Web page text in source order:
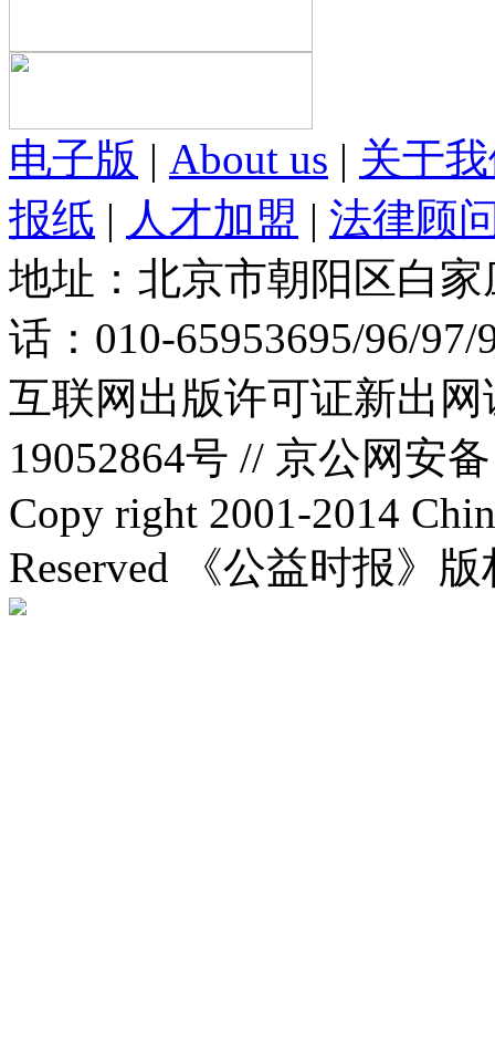
电子版 | About us | 关于
报纸 | 人才加盟 | 法律顾
地址：北京市朝阳区白
话：010-65953695/96/
互联网出版许可证新出
19052864号 // 京公网安
Copy right 2001-2014
Reserved 《公益时报》